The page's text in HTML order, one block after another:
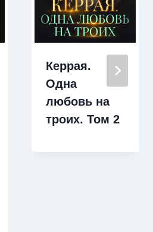
Керрая.
Одна
любовь на
троих. Том 2